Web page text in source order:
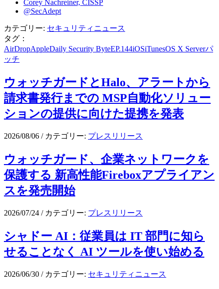
Corey Nachreiner, CISSP
@SecAdept
カテゴリー: セキュリティニュース
タグ：
AirDropAppleDaily Security ByteEP.144iOSiTunesOS X Serverパ
ッチ
ウォッチガードとHalo、アラートから
請求書発行までの MSP自動化ソリュー
ションの提供に向けた提携を発表
2026/08/06 / カテゴリー: プレスリリース
ウォッチガード、企業ネットワークを
保護する 新高性能Fireboxアプライアン
スを発売開始
2026/07/24 / カテゴリー: プレスリリース
シャドー AI：従業員は IT 部門に知ら
せることなく AI ツールを使い始める
2026/06/30 / カテゴリー: セキュリティニュース